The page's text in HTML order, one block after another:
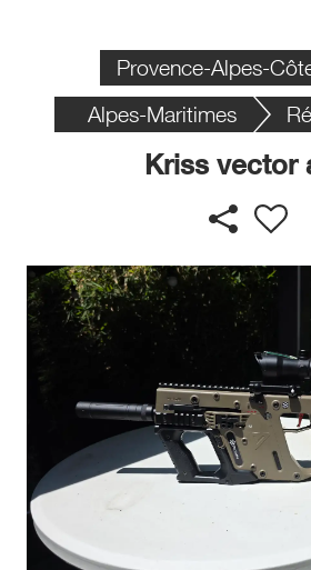
Provence-Alpes-
Alpes-Maritimes
Kriss vector